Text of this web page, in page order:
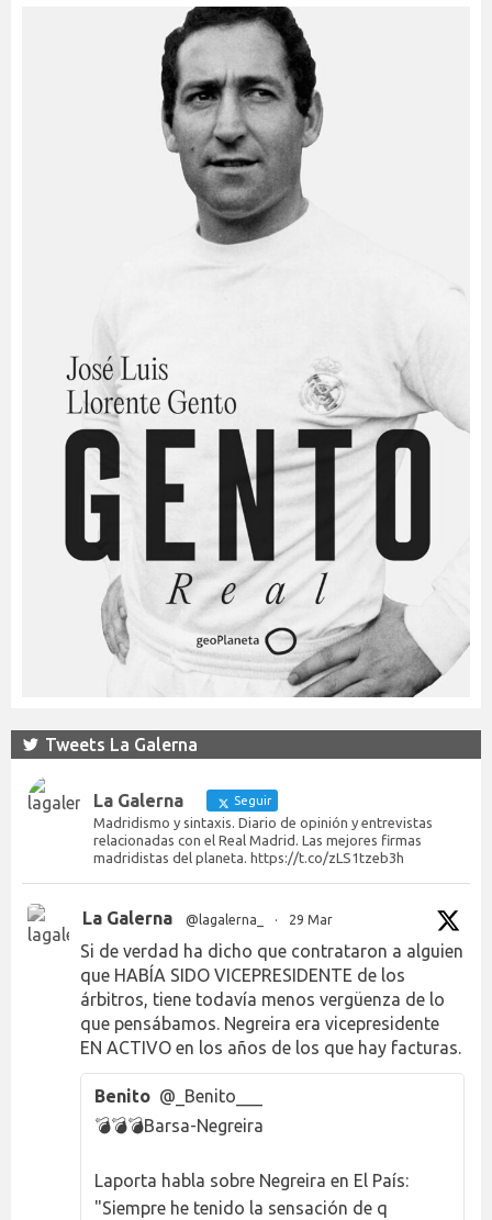
Tweets La Galerna
La Galerna Seguir
Madridismo y sintaxis. Diario de opinión y entrevistas
relacionadas con el Real Madrid. Las mejores firmas
madridistas del planeta. https://t.co/zLS1tzeb3h
La Galerna @lagalerna_ · 29 Mar
Si de verdad ha dicho que contrataron a alguien
que HABÍA SIDO VICEPRESIDENTE de los
árbitros, tiene todavía menos vergüenza de lo
que pensábamos. Negreira era vicepresidente
EN ACTIVO en los años de los que hay facturas.
Benito @_Benito___
💣💣💣Barsa-Negreira
Laporta habla sobre Negreira en El País:
"Siempre he tenido la sensación de q